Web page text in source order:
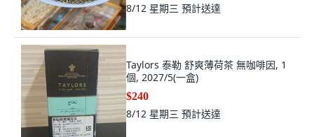
8/12 星期三 預計送達
Taylors 泰勒 舒爽薄荷茶 無咖啡因, 1
個, 2027/5(一盒)
$240
8/12 星期三 預計送達